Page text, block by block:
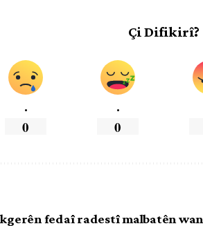
Çi Difikirî?
.
0
.
0
fedaî radestî malbatên wan